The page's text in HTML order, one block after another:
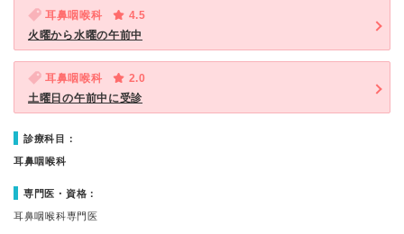
耳鼻咽喉科
4.5
火曜から水曜の午前中
耳鼻咽喉科
2.0
土曜日の午前中に受診
診療科目：
耳鼻咽喉科
専門医・資格：
耳鼻咽喉科専門医